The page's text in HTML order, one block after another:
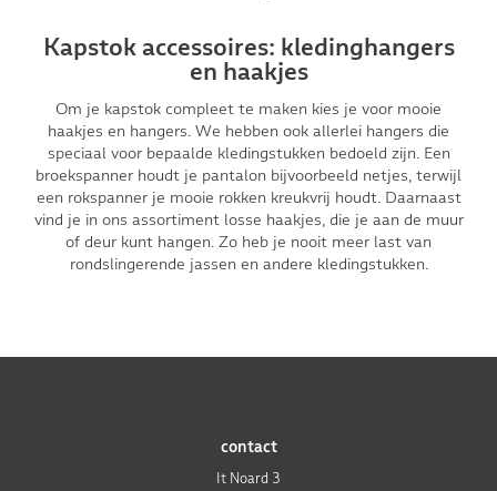
Kapstok accessoires: kledinghangers
en haakjes
Om je kapstok compleet te maken kies je voor mooie
haakjes en hangers. We hebben ook allerlei hangers die
speciaal voor bepaalde kledingstukken bedoeld zijn. Een
broekspanner houdt je pantalon bijvoorbeeld netjes, terwijl
een rokspanner je mooie rokken kreukvrij houdt. Daarnaast
vind je in ons assortiment losse haakjes, die je aan de muur
of deur kunt hangen. Zo heb je nooit meer last van
rondslingerende jassen en andere kledingstukken.
contact
It Noard 3